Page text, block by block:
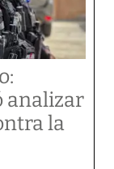
analizar
la